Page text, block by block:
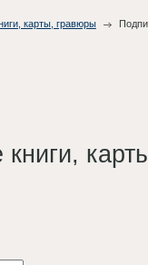
карты, гравюры